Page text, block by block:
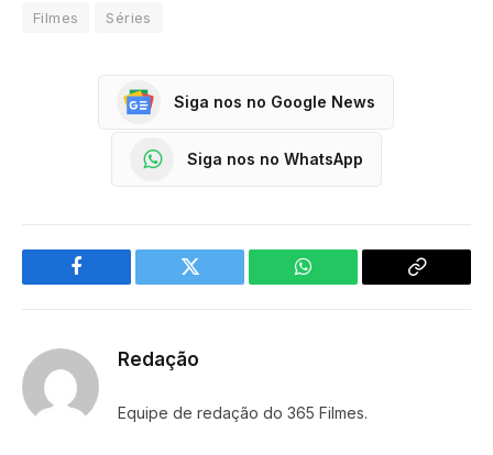
Filmes Séries
Siga nos no Google News
Siga nos no WhatsApp
Facebook Twitter WhatsApp
Copy
Redação
Equipe de redação do 365 Filmes.